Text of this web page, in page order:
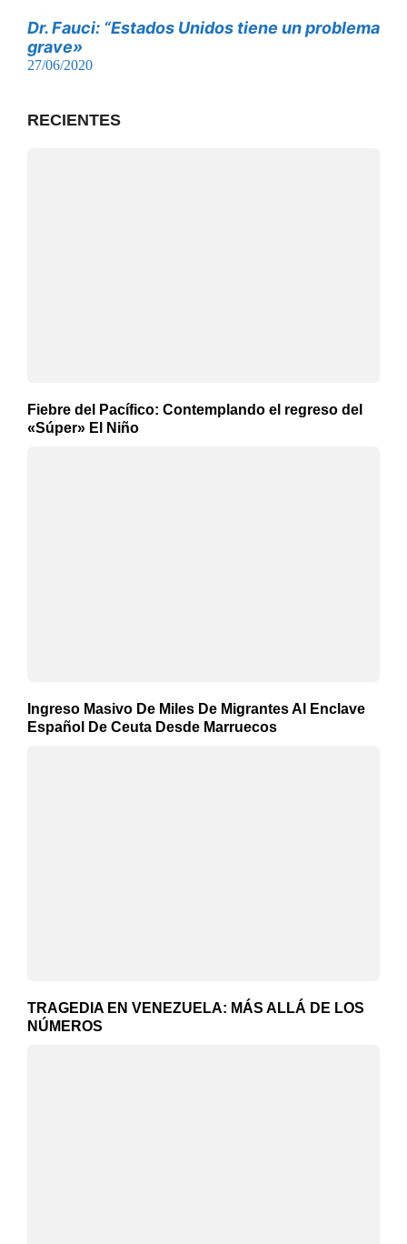
Dr. Fauci: “Estados Unidos tiene un problema
grave»
27/06/2020
RECIENTES
Fiebre del Pacífico: Contemplando el regreso del
«Súper» El Niño
Ingreso Masivo De Miles De Migrantes Al Enclave
Español De Ceuta Desde Marruecos
TRAGEDIA EN VENEZUELA: MÁS ALLÁ DE LOS
NÚMEROS